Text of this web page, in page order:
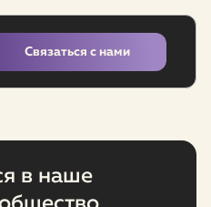
Связаться с нами
в наше